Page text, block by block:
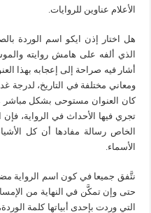
الأعلام عناوين للروايات.
هل اختار إذن ايكو اسم الوردة
الذي ألفه على هامش روايته
أشار فيه صراحة إلى إعجابه بهذا
ومعاني مختلفة في التاريخ، لدرجة
كان العنوان مستوحى بشكل مباشر
تجري فيها الأحداث في الرواية، فإن
الخاص رسالة مفادها أن كل
الأسماء.
نتَّفق جميعا في كون اسم الرواية
حتى وإن تمكَّن في النهاية من
التي وردت بإحدى أبياتها كلمة